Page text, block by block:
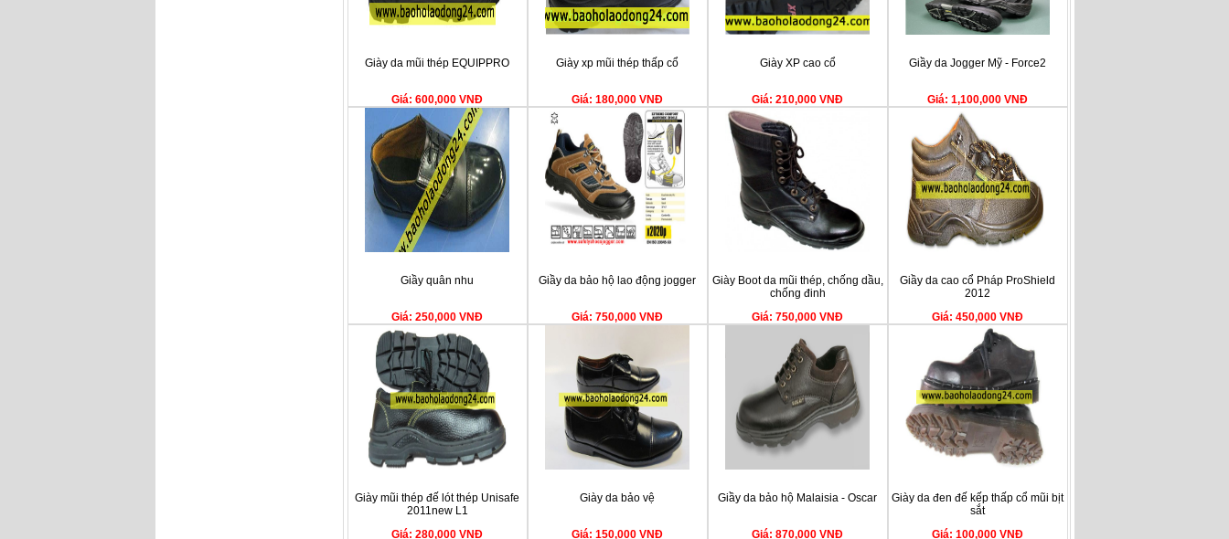
Giày da mũi thép EQUIPPRO
Giá: 600,000 VNĐ
Giày xp mũi thép thấp cổ
Giá: 180,000 VNĐ
Giày XP cao cổ
Giá: 210,000 VNĐ
Giầy da Jogger Mỹ - Force2
Giá: 1,100,000 VNĐ
Giầy quân nhu
Giá: 250,000 VNĐ
Giầy da bảo hộ lao động jogger
Giá: 750,000 VNĐ
Giày Boot da mũi thép, chống dầu,
chống đinh
Giá: 750,000 VNĐ
Giầy da cao cổ Pháp ProShield
2012
Giá: 450,000 VNĐ
Giày mũi thép đế lót thép Unisafe
2011new L1
Giá: 280,000 VNĐ
Giày da bảo vệ
Giá: 150,000 VNĐ
Giầy da bảo hộ Malaisia - Oscar
Giá: 870,000 VNĐ
Giày da đen đế kếp thấp cổ mũi bịt
sắt
Giá: 100,000 VNĐ